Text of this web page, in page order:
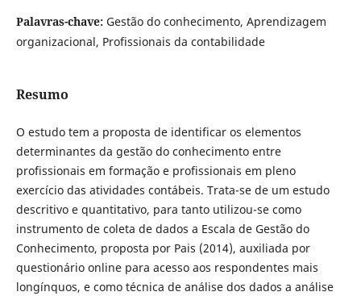
Palavras-chave: Gestão do conhecimento, Aprendizagem
organizacional, Profissionais da contabilidade
Resumo
O estudo tem a proposta de identificar os elementos
determinantes da gestão do conhecimento entre
profissionais em formação e profissionais em pleno
exercício das atividades contábeis. Trata-se de um estudo
descritivo e quantitativo, para tanto utilizou-se como
instrumento de coleta de dados a Escala de Gestão do
Conhecimento, proposta por Pais (2014), auxiliada por
questionário online para acesso aos respondentes mais
longínquos, e como técnica de análise dos dados a análise